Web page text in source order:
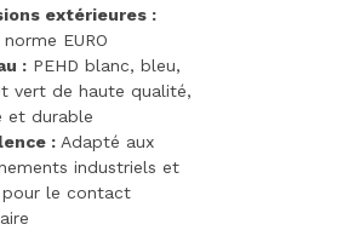
extérieures :
EURO
: PEHD blanc, bleu,
vert de haute qualité,
et durable
: Adapté aux
industriels et
le contact